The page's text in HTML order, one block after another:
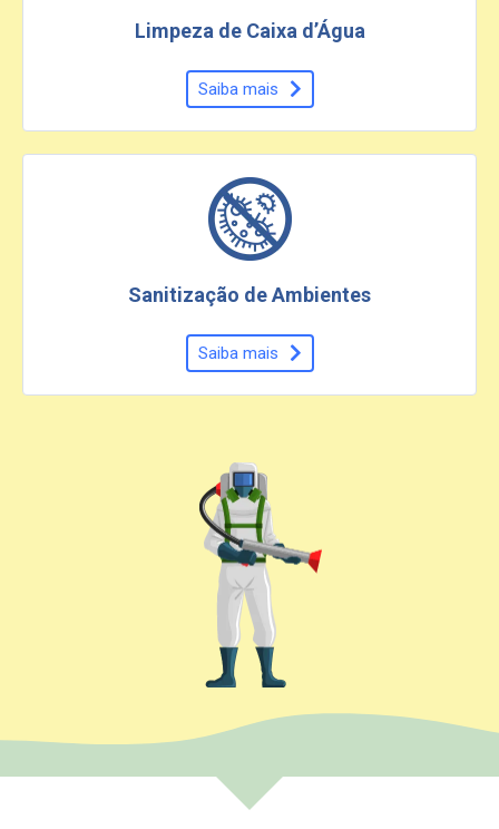
Limpeza de Caixa d’Água
Saiba mais
Sanitização de Ambientes
Saiba mais